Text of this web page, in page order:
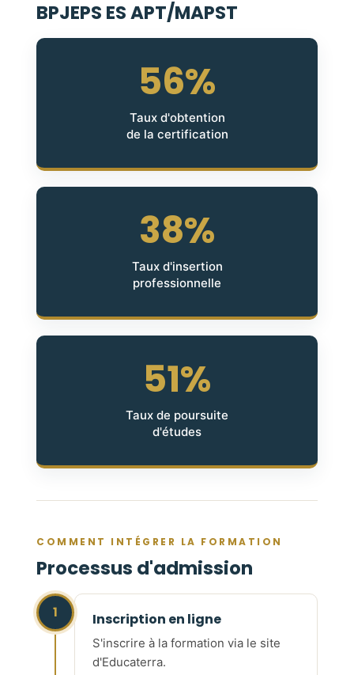
BPJEPS ES APT/MAPST
56%
Taux d'obtention
de la certification
38%
Taux d'insertion
professionnelle
51%
Taux de poursuite
d'études
COMMENT INTÉGRER LA FORMATION
Processus d'admission
1 Inscription en ligne
S'inscrire à la formation via le site
d'Educaterra.